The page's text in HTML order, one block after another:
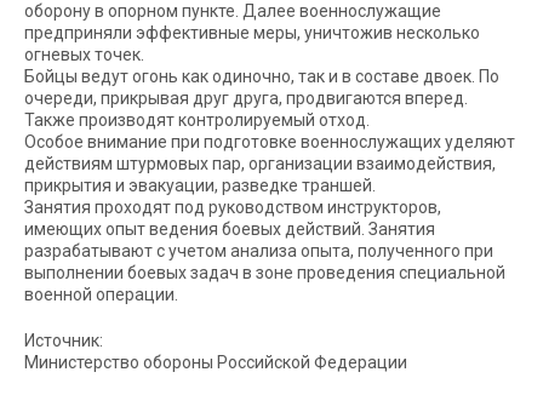
оборону в опорном пункте. Далее военнослужащие
предприняли эффективные меры, уничтожив несколько
огневых точек.
Бойцы ведут огонь как одиночно, так и в составе двоек. По
очереди, прикрывая друг друга, продвигаются вперед.
Также производят контролируемый отход.
Особое внимание при подготовке военнослужащих уделяют
действиям штурмовых пар, организации взаимодействия,
прикрытия и эвакуации, разведке траншей.
Занятия проходят под руководством инструкторов,
имеющих опыт ведения боевых действий. Занятия
разрабатывают с учетом анализа опыта, полученного при
выполнении боевых задач в зоне проведения специальной
военной операции.
Источник:
Министерство обороны Российской Федерации